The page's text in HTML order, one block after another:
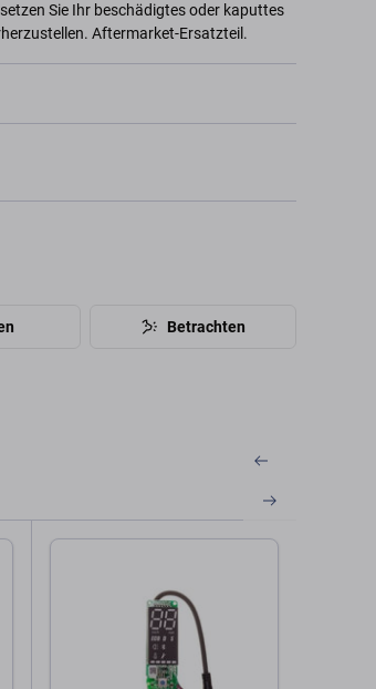
Sie Ihr beschädigtes oder kaputtes
Aftermarket-Ersatzteil.
Betrachten